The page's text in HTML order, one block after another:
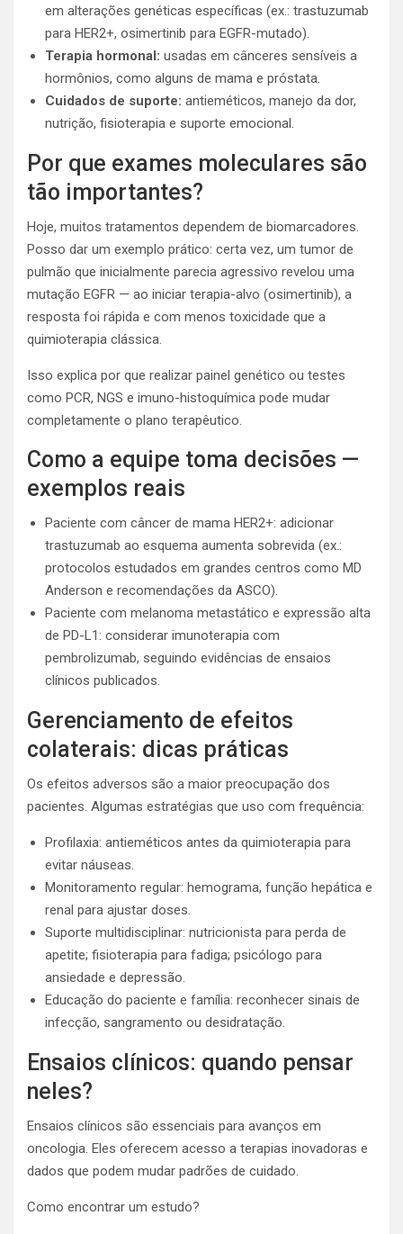
em alterações genéticas específicas (ex.: trastuzumab
para HER2+, osimertinib para EGFR-mutado).
Terapia hormonal: usadas em cânceres sensíveis a
hormônios, como alguns de mama e próstata.
Cuidados de suporte: antieméticos, manejo da dor,
nutrição, fisioterapia e suporte emocional.
Por que exames moleculares são
tão importantes?
Hoje, muitos tratamentos dependem de biomarcadores.
Posso dar um exemplo prático: certa vez, um tumor de
pulmão que inicialmente parecia agressivo revelou uma
mutação EGFR — ao iniciar terapia-alvo (osimertinib), a
resposta foi rápida e com menos toxicidade que a
quimioterapia clássica.
Isso explica por que realizar painel genético ou testes
como PCR, NGS e imuno-histoquímica pode mudar
completamente o plano terapêutico.
Como a equipe toma decisões —
exemplos reais
Paciente com câncer de mama HER2+: adicionar
trastuzumab ao esquema aumenta sobrevida (ex.:
protocolos estudados em grandes centros como MD
Anderson e recomendações da ASCO).
Paciente com melanoma metastático e expressão alta
de PD-L1: considerar imunoterapia com
pembrolizumab, seguindo evidências de ensaios
clínicos publicados.
Gerenciamento de efeitos
colaterais: dicas práticas
Os efeitos adversos são a maior preocupação dos
pacientes. Algumas estratégias que uso com frequência:
Profilaxia: antieméticos antes da quimioterapia para
evitar náuseas.
Monitoramento regular: hemograma, função hepática e
renal para ajustar doses.
Suporte multidisciplinar: nutricionista para perda de
apetite; fisioterapia para fadiga; psicólogo para
ansiedade e depressão.
Educação do paciente e família: reconhecer sinais de
infecção, sangramento ou desidratação.
Ensaios clínicos: quando pensar
neles?
Ensaios clínicos são essenciais para avanços em
oncologia. Eles oferecem acesso a terapias inovadoras e
dados que podem mudar padrões de cuidado.
Como encontrar um estudo?